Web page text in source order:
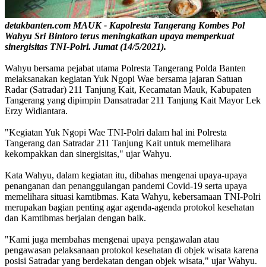
detakbanten.com MAUK - Kapolresta Tangerang Kombes Pol
Wahyu Sri Bintoro terus meningkatkan upaya memperkuat
sinergisitas TNI-Polri. Jumat (14/5/2021).
Wahyu bersama pejabat utama Polresta Tangerang Polda Banten
melaksanakan kegiatan Yuk Ngopi Wae bersama jajaran Satuan
Radar (Satradar) 211 Tanjung Kait, Kecamatan Mauk, Kabupaten
Tangerang yang dipimpin Dansatradar 211 Tanjung Kait Mayor Lek
Erzy Widiantara.
"Kegiatan Yuk Ngopi Wae TNI-Polri dalam hal ini Polresta
Tangerang dan Satradar 211 Tanjung Kait untuk memelihara
kekompakkan dan sinergisitas," ujar Wahyu.
Kata Wahyu, dalam kegiatan itu, dibahas mengenai upaya-upaya
penanganan dan penanggulangan pandemi Covid-19 serta upaya
memelihara situasi kamtibmas. Kata Wahyu, kebersamaan TNI-Polri
merupakan bagian penting agar agenda-agenda protokol kesehatan
dan Kamtibmas berjalan dengan baik.
"Kami juga membahas mengenai upaya pengawalan atau
pengawasan pelaksanaan protokol kesehatan di objek wisata karena
posisi Satradar yang berdekatan dengan objek wisata," ujar Wahyu.